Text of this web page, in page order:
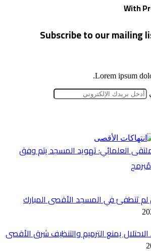
With
Subscribe to our mailing
Lorem ipsum
العلمائي: تهويد المسجد يتم وفق
يمنع الترميم والتنظيف شرق الأقصى